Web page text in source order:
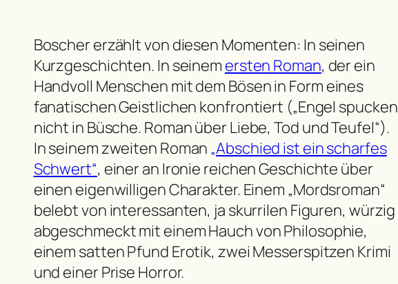
Boscher erzählt von diesen Momenten: In seinen
Kurzgeschichten. In seinem ersten Roman, der ein
Handvoll Menschen mit dem Bösen in Form eines
fanatischen Geistlichen konfrontiert („Engel spucken
nicht in Büsche. Roman über Liebe, Tod und Teufel“).
In seinem zweiten Roman „Abschied ist ein scharfes
Schwert“, einer an Ironie reichen Geschichte über
einen eigenwilligen Charakter. Einem „Mordsroman“
belebt von interessanten, ja skurrilen Figuren, würzig
abgeschmeckt mit einem Hauch von Philosophie,
einem satten Pfund Erotik, zwei Messerspitzen Krimi
und einer Prise Horror.